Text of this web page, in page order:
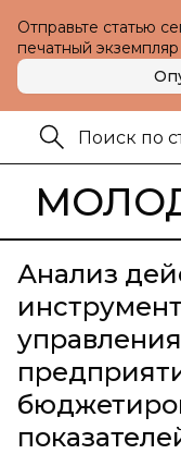
Отправьте статью
печатный
Анализ